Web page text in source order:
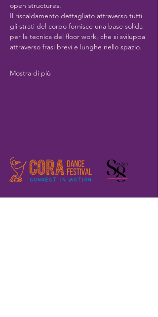
open structures.
Il riscaldamento dettagliato attraverso tutti
gli strati del corpo fornisce una base solida
per la tecnica del floor work, che si sviluppa
attraverso frasi brevi e lunghe nello spazio.
Mostra di più